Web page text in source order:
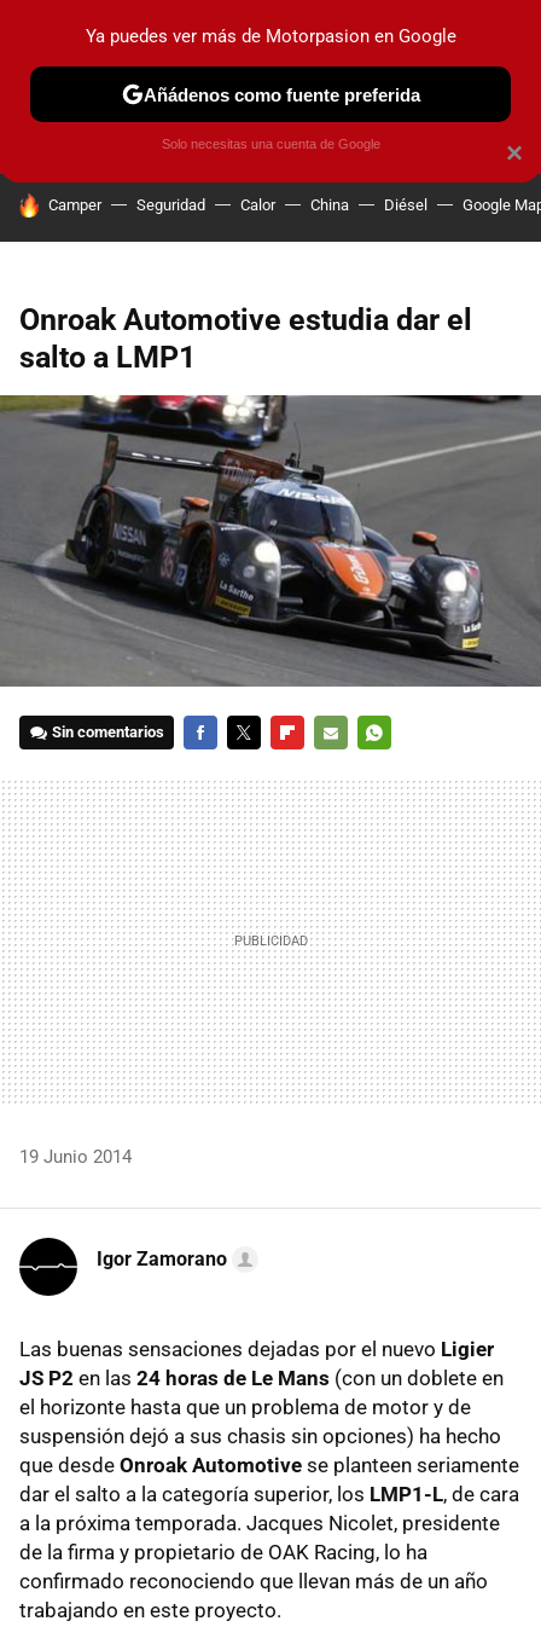
PRUEBAS COCHES ELÉCTRICOS OBSERVATORIO
HOY SE HABLA DE
Camper Seguridad Calor China Diésel Google
Onroak Automotive estudia dar el
salto a LMP1
Sin comentarios
MAIL
19 Junio 2014
Igor Zamorano
Las buenas sensaciones dejadas por el nuevo Ligier
JS P2 en las 24 horas de Le Mans (con un doblete en
el horizonte hasta que un problema de motor y de
suspensión dejó a sus chasis sin opciones) ha hecho
que desde Onroak Automotive se planteen seriamente
dar el salto a la categoría superior, los LMP1-L, de cara
a la próxima temporada. Jacques Nicolet, presidente
de la firma y propietario de OAK Racing, lo ha
confirmado reconociendo que llevan más de un año
trabajando en este proyecto.
×
Ya puedes ver más de Motorpasion en Google
Añádenos como fuente preferida
Solo necesitas una cuenta de Google